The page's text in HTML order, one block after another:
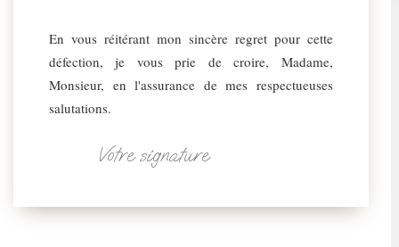
En vous réitérant mon sincère regret pour cette
défection, je vous prie de croire, Madame,
Monsieur, en l'assurance de mes respectueuses
salutations.
Votre signature